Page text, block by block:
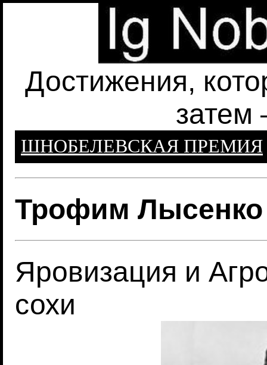
Достижения,
затем
ШНОБЕЛЕВСКАЯ ПРЕМИЯ
Трофим Лысенко
Яровизация и
сохи